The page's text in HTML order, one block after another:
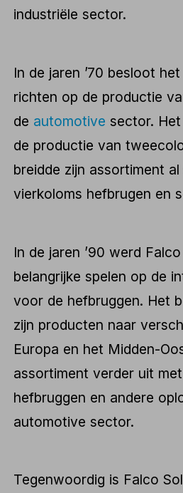
industriële sector.
In de jaren ’70 besloot
richten op de productie
de automotive sector.
de productie van
breidde zijn assortiment
vierkoloms hefbrugen en
In de jaren ’90 werd
belangrijke spelen op de
voor de hefbruggen. Het
zijn producten naar
Europa en het Midden-
assortiment verder uit
hefbruggen en andere
automotive sector.
Tegenwoordig is Falco